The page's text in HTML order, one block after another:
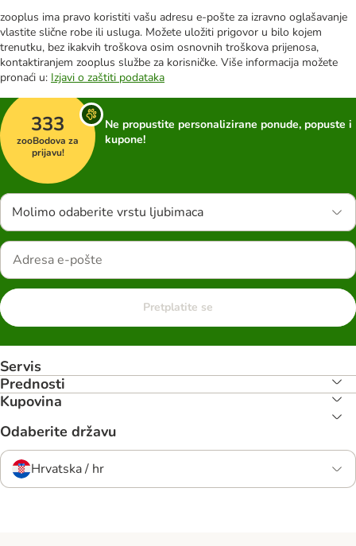
zooplus ima pravo koristiti vašu adresu e-pošte za izravno oglašavanje
vlastite slične robe ili usluga. Možete uložiti prigovor u bilo kojem
trenutku, bez ikakvih troškova osim osnovnih troškova prijenosa,
kontaktiranjem zooplus službe za korisničke. Više informacija možete
pronaći u: Izjavi o zaštiti podataka
333
zooBodova za
prijavu!
Ne propustite personalizirane ponude, popuste i
kupone!
Molimo odaberite vrstu ljubimaca
Pretplatite se
Servis
Prednosti
Kupovina
Odaberite državu
Hrvatska / hr